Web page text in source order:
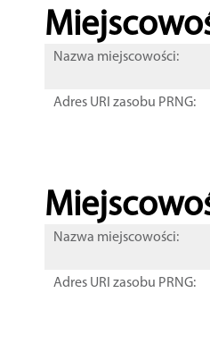
Nazwa miejscowości:
Adres URI zasobu PRNG:
Nazwa miejscowości:
Adres URI zasobu PRNG: